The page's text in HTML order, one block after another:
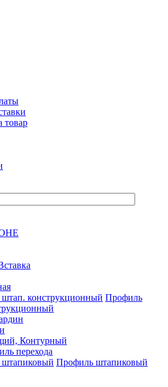
товар
Профиль
Контурный
перехода
Профиль штапиковый